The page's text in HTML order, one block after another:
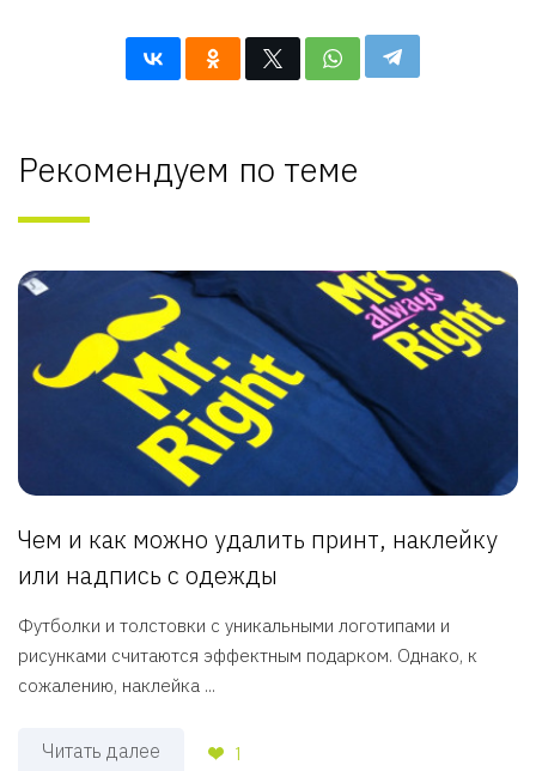
Рекомендуем по теме
Чем и как можно удалить принт, наклейку
или надпись с одежды
Футболки и толстовки с уникальными логотипами и
рисунками считаются эффектным подарком. Однако, к
сожалению, наклейка ...
Читать далее 1